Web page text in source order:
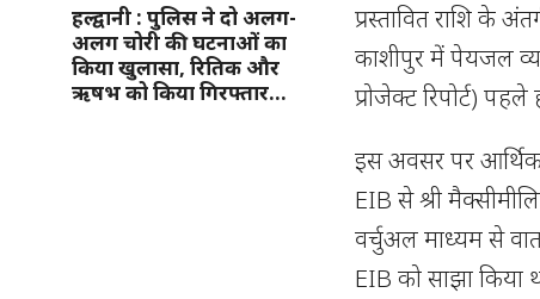
हल्द्वानी : पुलिस ने दो अलग-
अलग चोरी की घटनाओं का
किया खुलासा, रितिक और
ऋषभ को किया गिरफ्तार…
प्रस्तावित राशि के
काशीपुर में पेयजल
प्रोजेक्ट रिपोर्ट)
इस अवसर पर आर्थिक
EIB से श्री
वर्चुअल माध्यम से
EIB को साझा किया